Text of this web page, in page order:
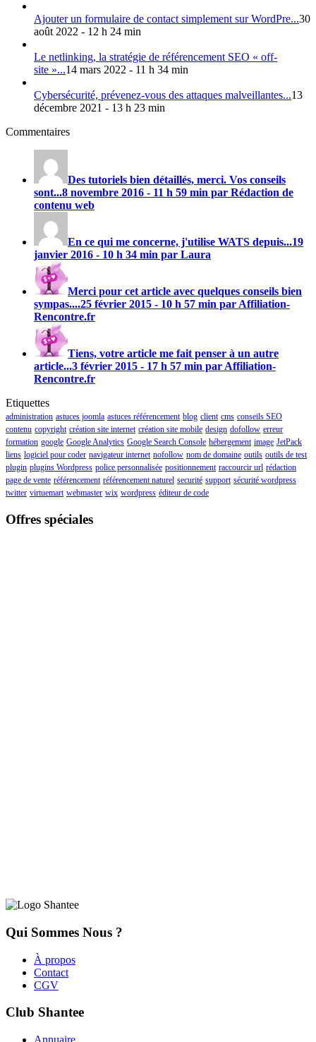
Ajouter un formulaire de contact simplement sur WordPre...30
août 2022 - 12 h 24 min
Le netlinking, la stratégie de référencement SEO « off-
site »...14 mars 2022 - 11 h 34 min
Cybersécurité, prévenez-vous des attaques malveillantes...13
décembre 2021 - 13 h 23 min
Commentaires
Des tutoriels bien détaillés, merci. Vos conseils
sont...8 novembre 2016 - 11 h 59 min par Rédaction de
contenu web
En ce qui me concerne, j'utilise WATS depuis...19
janvier 2016 - 10 h 34 min par Laura
Merci pour cet article avec quelques conseils bien
sympas....25 février 2015 - 10 h 57 min par Affiliation-
Rencontre.fr
Tiens, votre article me fait penser à un autre
article...3 février 2015 - 17 h 57 min par Affiliation-
Rencontre.fr
Etiquettes
administration astuces joomla astuces référencement blog client cms conseils SEO
contenu copyright création site internet création site mobile design dofollow erreur
formation google Google Analytics Google Search Console hébergement image JetPack
liens logiciel pour coder navigateur internet nofollow nom de domaine outils outils de test
plugin plugins Wordpress police personnalisée positionnement raccourcir url rédaction
page de vente référencement référencement naturel securité support sécurité wordpress
twitter virtuemart webmaster wix wordpress éditeur de code
Offres spéciales
Qui Sommes Nous ?
À propos
Contact
CGV
Club Shantee